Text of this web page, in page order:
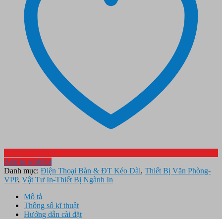
Add to wishlist
Danh mục: Điện Thoại Bàn & ĐT Kéo Dài, Thiết Bị Văn Phòng-
VPP, Vật Tư In-Thiết Bị Ngành In
Mô tả
Thông số kĩ thuật
Hướng dẫn cài đặt